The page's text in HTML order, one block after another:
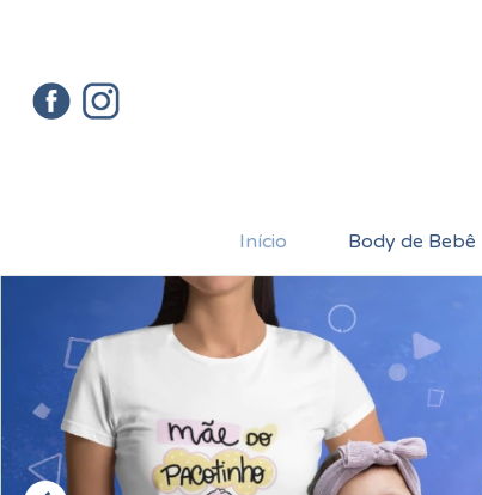
Início Body de Bebê